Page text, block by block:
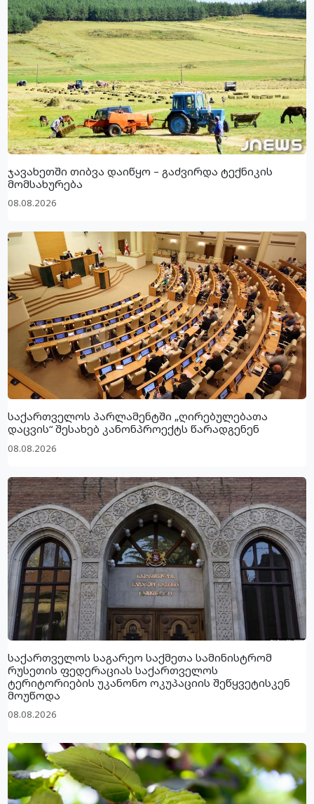
ჯავახეთში თიბვა დაიწყო – გაძვირდა ტექნიკის
მომსახურება
08.08.2026
საქართველოს პარლამენტში „ღირებულებათა
დაცვის“ შესახებ კანონპროექტს წარადგენენ
08.08.2026
საქართველოს საგარეო საქმეთა სამინისტრომ
რუსეთის ფედერაციას საქართველოს
ტერიტორიების უკანონო ოკუპაციის შეწყვეტისკენ
მოუწოდა
08.08.2026